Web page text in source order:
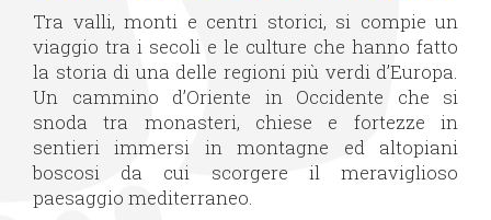
Tra valli, monti e centri storici, si compie un
viaggio tra i secoli e le culture che hanno fatto
la storia di una delle regioni più verdi d’Europa.
Un cammino d’Oriente in Occidente che si
snoda tra monasteri, chiese e fortezze in
sentieri immersi in montagne ed altopiani
boscosi da cui scorgere il meraviglioso
paesaggio mediterraneo.